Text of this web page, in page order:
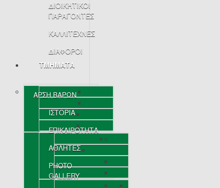
ΔΙΟΙΚΗΤΙΚΟΙ
ΠΑΡΑΓΟΝΤΕΣ
ΚΑΛΛΙΤΕΧΝΕΣ
ΔΙΑΦΟΡΟΙ
ΤΜΗΜΑΤΑ
ΑΡΣΗ ΒΑΡΩΝ
ΙΣΤΟΡΙΑ
ΕΠΙΚΑΙΡΟΤΗΤΑ
ΑΘΛΗΤΕΣ
PHOTO
GALLERY